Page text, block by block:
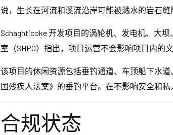
说，生长在河流和溪流沿岸可能被溅水的岩石
Schaghticoke 开发项目的涡轮机、发电机、大
室（SHPO）指出，项目运营不会影响项目内的
该项目的休闲资源包括垂钓通道、车顶船下水
国残疾人法案》的垂钓平台。在不影响安全和私
合规状态